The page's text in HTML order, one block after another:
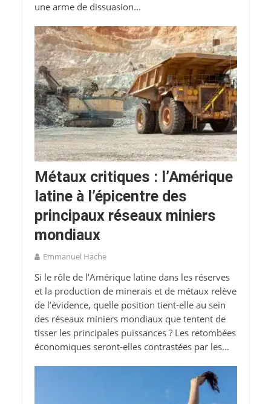
une arme de dissuasion...
Métaux critiques : l’Amérique
latine à l’épicentre des
principaux réseaux miniers
mondiaux
Emmanuel Hache
Si le rôle de l’Amérique latine dans les réserves
et la production de minerais et de métaux relève
de l’évidence, quelle position tient-elle au sein
des réseaux miniers mondiaux que tentent de
tisser les principales puissances ? Les retombées
économiques seront-elles contrastées par les...